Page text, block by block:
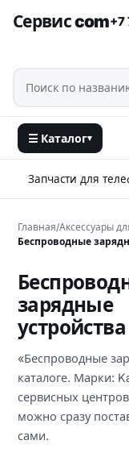
Сервис com+7
☰ Каталог▾
Запчасти для
Главная/Аксессуары
Беспроводные
зарядные
устройства
«Беспроводные
каталоге. Марки:
сервисных
можно сразу
сами.